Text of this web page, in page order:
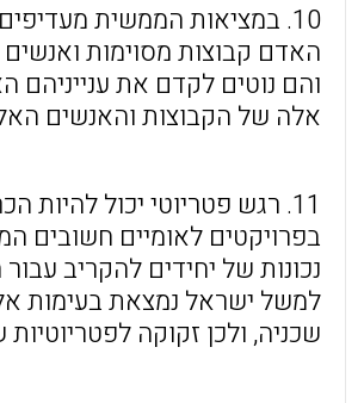
10. במציאות הממשית
האדם קבוצות מסוימות ואנשים
והם נוטים לקדם את ענייניהם
אלה של הקבוצות והאנשים
11. רגש פטריוטי יכול להיות
בפרויקטים לאומיים חשובים
נכונות של יחידים להקריב
למשל ישראל נמצאת בעימות
שכניה, ולכן זקוקה